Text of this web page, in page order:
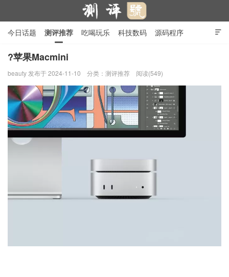
测评号

今日话题 测评推荐 吃喝玩乐 科技数码 源码程序
行业产品 在线投稿
?苹果Macmini
beauty 发布于 2024-11-10 分类： 测评推荐 阅读(549)